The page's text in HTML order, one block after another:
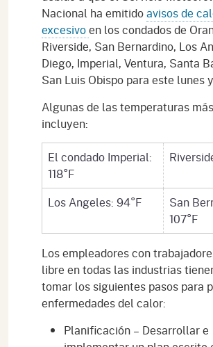
Nacional ha emitidoavisos de
excesivoen los condados de
Riverside, San Bernardino, Los
Diego, Imperial, Ventura, Santa
San Luis Obispo para este lunes
Algunas de las temperaturas
incluyen:
El condado Imperial:
118°F
Los Angeles: 94°F
San
107°F
Los empleadores con
libre en todas las industrias
tomar los siguientes pasos para
enfermedades del calor:
Planificación – Desarrollar e